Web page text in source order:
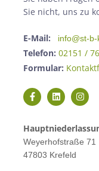
Sie nicht, uns zu
E-Mail: info@st-
Telefon: 02151 /
Formular:
Weyerhofstraße 71
47803 Krefeld